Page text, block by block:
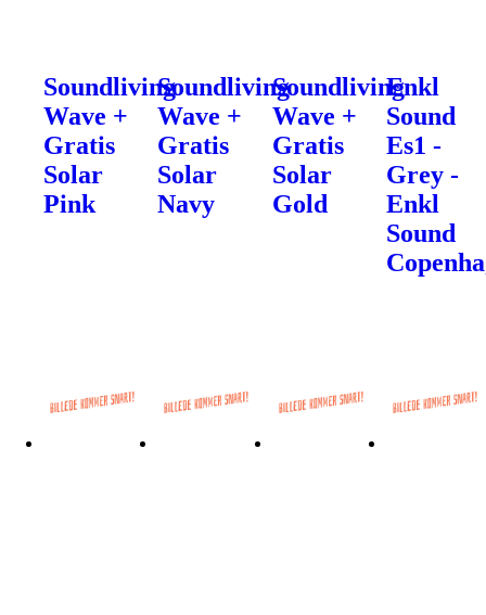
Soundliving
Wave +
Gratis
Solar
Pink
Soundliving
Wave +
Gratis
Solar
Navy
Soundliving
Wave +
Gratis
Solar
Gold
Enkl
Sound
Es1 -
Grey -
Enkl
Sound